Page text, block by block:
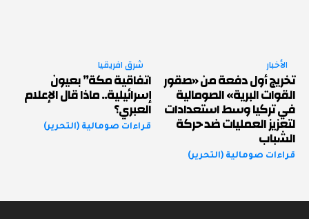
الأخبار
تخريج أول دفعة من «صقور
القوات البرية» الصومالية
في تركيا وسط استعدادات
لتعزيز العمليات ضد حركة
الشباب
قراءات صومالية (التحرير)
شرق افريقيا
اتفاقية مكة” بعيون
إسرائيلية.. ماذا قال الإعلام
العبري؟
قراءات صومالية (التحرير)